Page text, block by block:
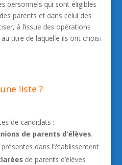
personnels qui sont éligibles
parents et dans celui des
à l’issue des opérations
titre de laquelle ils ont choisi
liste ?
de candidats :
de parents d’élèves,
dans l’établissement
de parents d’élèves